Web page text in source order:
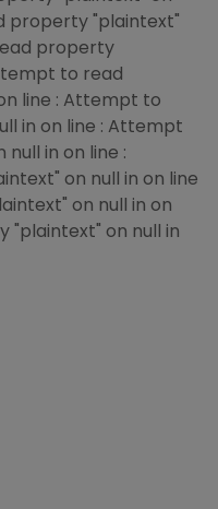
property "plaintext"
property
to read
line : Attempt to
in on line : Attempt
null in on line :
on null in on line
on null in on
on null in